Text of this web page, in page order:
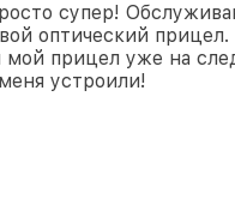
супер!
оптический прицел.
мой прицел уже на
устроили!